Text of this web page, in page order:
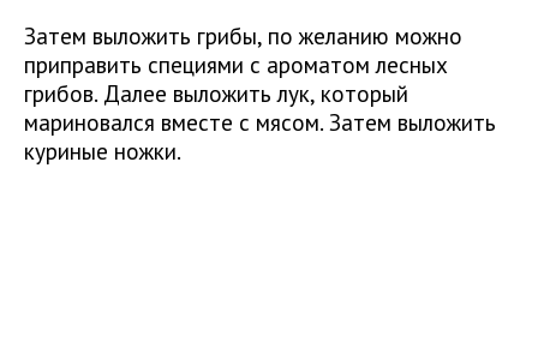
Затем выложить грибы, по желанию можно
приправить специями с ароматом лесных
грибов. Далее выложить лук, который
мариновался вместе с мясом. Затем выложить
куриные ножки.